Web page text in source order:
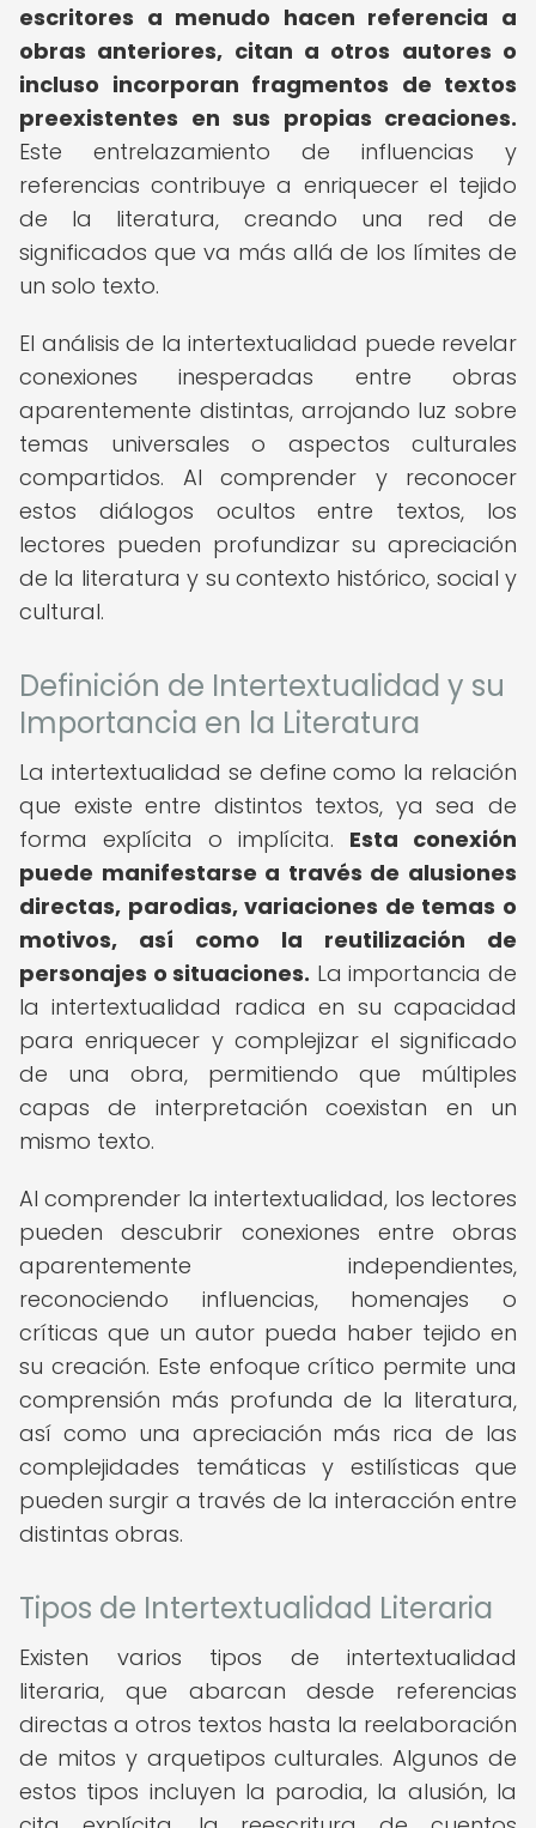
escritores a menudo hacen referencia a
obras anteriores, citan a otros autores o
incluso incorporan fragmentos de textos
preexistentes en sus propias creaciones.
Este entrelazamiento de influencias y
referencias contribuye a enriquecer el tejido
de la literatura, creando una red de
significados que va más allá de los límites de
un solo texto.
El análisis de la intertextualidad puede revelar
conexiones inesperadas entre obras
aparentemente distintas, arrojando luz sobre
temas universales o aspectos culturales
compartidos. Al comprender y reconocer
estos diálogos ocultos entre textos, los
lectores pueden profundizar su apreciación
de la literatura y su contexto histórico, social y
cultural.
Definición de Intertextualidad y su
Importancia en la Literatura
La intertextualidad se define como la relación
que existe entre distintos textos, ya sea de
forma explícita o implícita. Esta conexión
puede manifestarse a través de alusiones
directas, parodias, variaciones de temas o
motivos, así como la reutilización de
personajes o situaciones. La importancia de
la intertextualidad radica en su capacidad
para enriquecer y complejizar el significado
de una obra, permitiendo que múltiples
capas de interpretación coexistan en un
mismo texto.
Al comprender la intertextualidad, los lectores
pueden descubrir conexiones entre obras
aparentemente independientes,
reconociendo influencias, homenajes o
críticas que un autor pueda haber tejido en
su creación. Este enfoque crítico permite una
comprensión más profunda de la literatura,
así como una apreciación más rica de las
complejidades temáticas y estilísticas que
pueden surgir a través de la interacción entre
distintas obras.
Tipos de Intertextualidad Literaria
Existen varios tipos de intertextualidad
literaria, que abarcan desde referencias
directas a otros textos hasta la reelaboración
de mitos y arquetipos culturales. Algunos de
estos tipos incluyen la parodia, la alusión, la